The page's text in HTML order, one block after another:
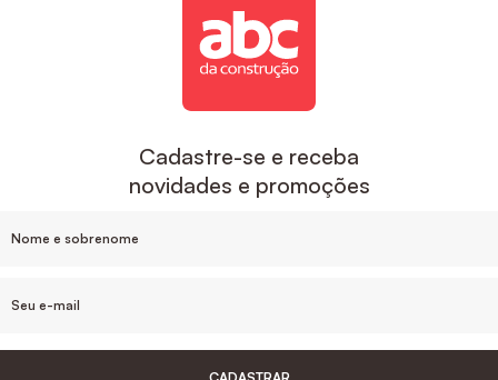
Cadastre-se e receba
novidades e promoções